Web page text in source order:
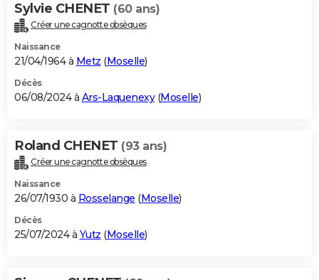
Sylvie CHENET (60 ans)
Créer une cagnotte obsèques
Naissance
21/04/1964 à Metz (Moselle)
Décès
06/08/2024 à Ars-Laquenexy(Moselle)
Roland CHENET (93 ans)
Créer une cagnotte obsèques
Naissance
26/07/1930 à Rosselange (Moselle)
Décès
25/07/2024 à Yutz (Moselle)